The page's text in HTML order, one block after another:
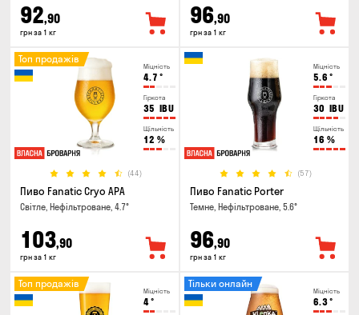
92,90
грн за 1 кг
96,90
грн за 1 кг
Міцність
4.7 °
Гіркота
35 IBU
Щільність
12 %
(44)
Топ продажів
Пиво Fanatic Cryo APA
Світле, Нефільтроване, 4.7°
103,90
грн за 1 кг
Міцність
5.6 °
Гіркота
30 IBU
Щільність
16 %
(57)
Пиво Fanatic Porter
Темне, Нефільтроване, 5.6°
96,90
грн за 1 кг
Міцність
4°
Топ продажів
Міцність
6.3°
Тільки онлайн